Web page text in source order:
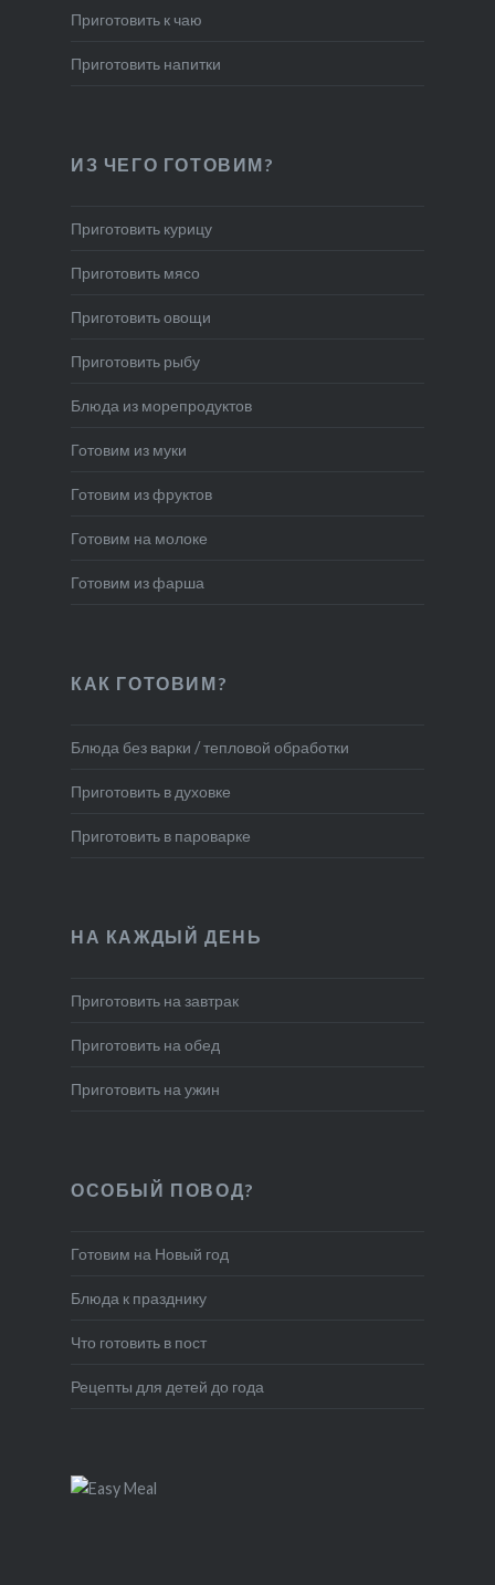
Приготовить к чаю
Приготовить напитки
ИЗ ЧЕГО ГОТОВИМ?
Приготовить курицу
Приготовить мясо
Приготовить овощи
Приготовить рыбу
Блюда из морепродуктов
Готовим из муки
Готовим из фруктов
Готовим на молоке
Готовим из фарша
КАК ГОТОВИМ?
Блюда без варки / тепловой обработки
Приготовить в духовке
Приготовить в пароварке
НА КАЖДЫЙ ДЕНЬ
Приготовить на завтрак
Приготовить на обед
Приготовить на ужин
ОСОБЫЙ ПОВОД?
Готовим на Новый год
Блюда к празднику
Что готовить в пост
Рецепты для детей до года